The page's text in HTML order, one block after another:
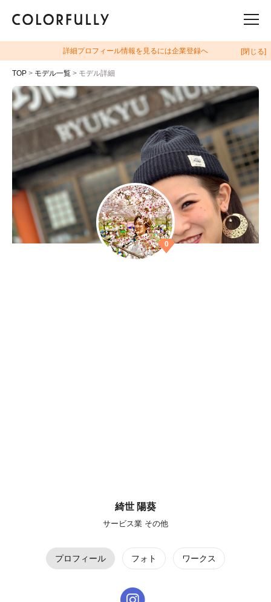
詳細プロフィール情報を見るには企業登録へ [閉じる]
TOP > モデル一覧 > モデル詳細
0
綺世 陽葵
サービス業 その他
プロフィール フォト ワークス